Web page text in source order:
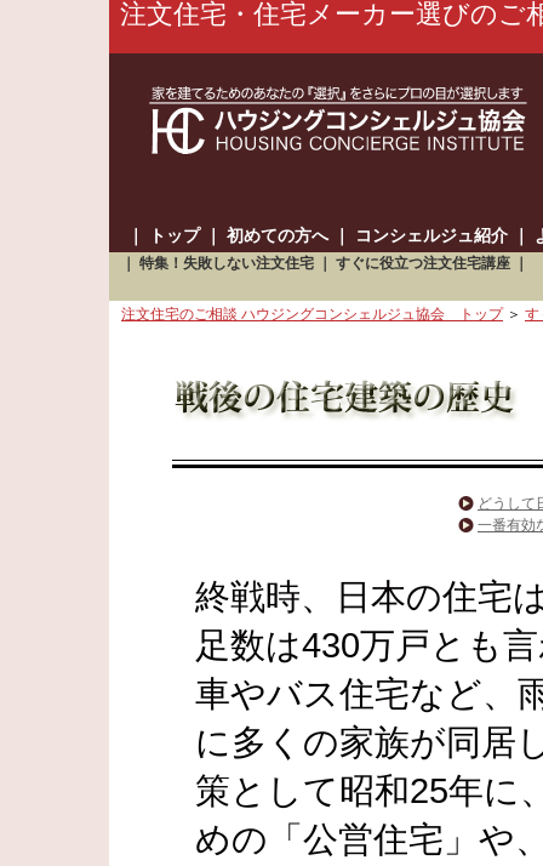
注文住宅・住宅メーカー選びのご
トップ｜ 初めての方へ｜ コンシェルジュ紹介
特集！失敗しない注文住宅 すぐに役立つ注文住宅講座
注文住宅のご相談 ハウジングコンシェルジュ協会 トップ＞ す
どうして
一番有効
終戦時、日本の住宅
足数は430万戸とも
車やバス住宅など、
に多くの家族が同居
策として昭和25年に
めの「公営住宅」や